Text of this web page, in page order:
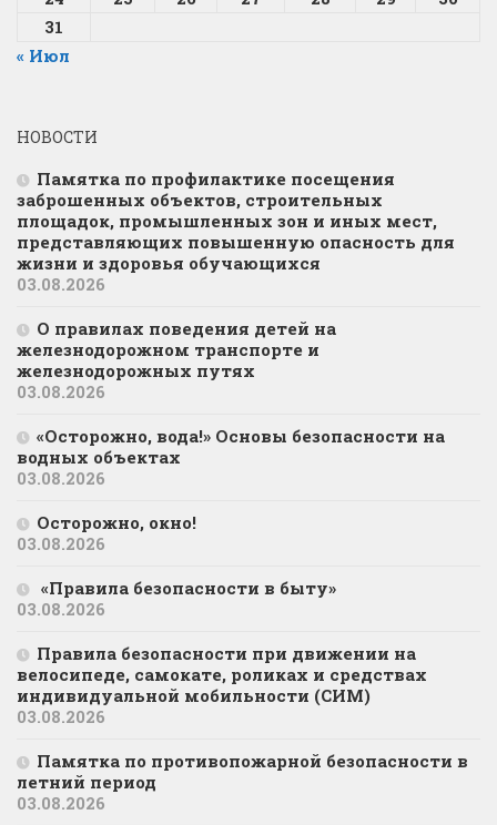
31
« Июл
НОВОСТИ
Памятка по профилактике посещения
заброшенных объектов, строительных
площадок, промышленных зон и иных мест,
представляющих повышенную опасность для
жизни и здоровья обучающихся
03.08.2026
О правилах поведения детей на
железнодорожном транспорте и
железнодорожных путях
03.08.2026
«Осторожно, вода!» Основы безопасности на
водных объектах
03.08.2026
Осторожно, окно!
03.08.2026
«Правила безопасности в быту»
03.08.2026
Правила безопасности при движении на
велосипеде, самокате, роликах и средствах
индивидуальной мобильности (СИМ)
03.08.2026
Памятка по противопожарной безопасности в
летний период
03.08.2026